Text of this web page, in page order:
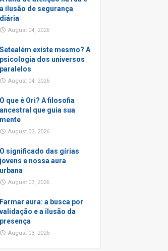
a ilusão de segurança
diária
August 04, 2026
Setealém existe mesmo? A
psicologia dos universos
paralelos
August 04, 2026
O que é Ori? A filosofia
ancestral que guia sua
mente
August 03, 2026
O significado das gírias
jovens e nossa aura
urbana
August 03, 2026
Farmar aura: a busca por
validação e a ilusão da
presença
August 03, 2026